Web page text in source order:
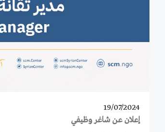
19/07/2024
إعلان عن شاغر وظيفي